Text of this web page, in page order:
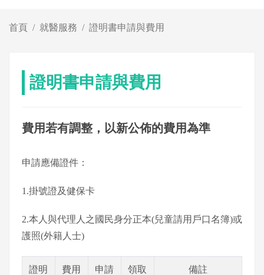
首頁 就醫服務 證明書申請與費用
證明書申請與費用
費用若有調整，以新公佈的費用為準
申請應備證件：
1.掛號證及健保卡
2.本人與代理人之國民身分正本(兒童請用戶口名簿)或
護照(外籍人士)
證明
費用
申請
領取
備註